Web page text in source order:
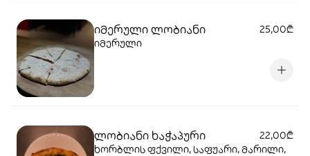
იმერული ლობიანი
25,00₾
იმერული
ლობიანი ხაჭაპური
22,00₾
ხორბლის ფქვილი, საფუარი, მარილი,